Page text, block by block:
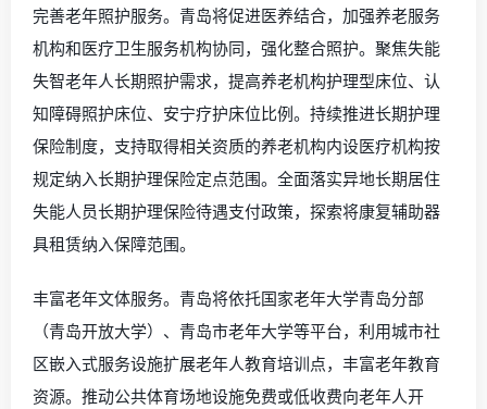
完善老年照护服务。青岛将促进医养结合，加强养老服务
机构和医疗卫生服务机构协同，强化整合照护。聚焦失能
失智老年人长期照护需求，提高养老机构护理型床位、认
知障碍照护床位、安宁疗护床位比例。持续推进长期护理
保险制度，支持取得相关资质的养老机构内设医疗机构按
规定纳入长期护理保险定点范围。全面落实异地长期居住
失能人员长期护理保险待遇支付政策，探索将康复辅助器
具租赁纳入保障范围。
丰富老年文体服务。青岛将依托国家老年大学青岛分部
（青岛开放大学）、青岛市老年大学等平台，利用城市社
区嵌入式服务设施扩展老年人教育培训点，丰富老年教育
资源。推动公共体育场地设施免费或低收费向老年人开